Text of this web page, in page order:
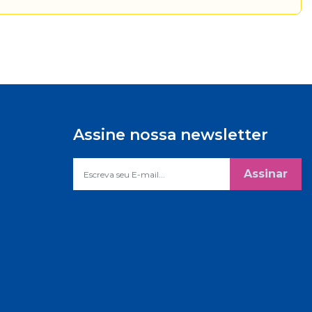
Assine nossa newsletter
Assinar